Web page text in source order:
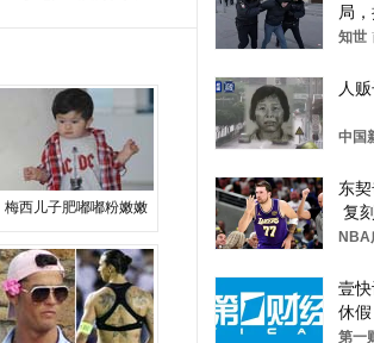
梅西儿子肥嘟嘟粉嫩嫩
局
知世
人
中国
东
复
者？
NBA
壹
休
第一